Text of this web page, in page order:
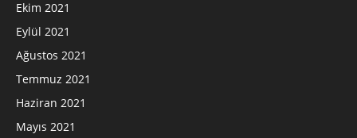
Ekim 2021
Eylül 2021
Ağustos 2021
Temmuz 2021
Haziran 2021
Mayıs 2021